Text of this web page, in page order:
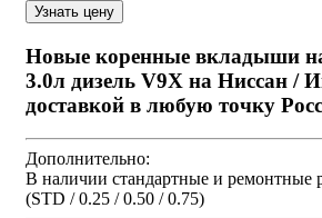
Новые коренные вкладыши
3.0л дизель V9X на Ниссан /
доставкой в любую точку
Дополнительно:
В наличии стандартные и ремонтные
(STD / 0.25 / 0.50 / 0.75)